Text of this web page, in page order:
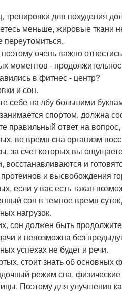
тренировки для похудения
меньше, жировые ткани
переутомиться.
очень важно
моментов -
в фитнес - центр?
и сон.
себе на лбу большими
спортом, должна
правильный ответ на
во время сна организм
за счет которых вы
восстанавливаются и
протеинов и высвобождения
если у вас есть такая
сон в темное время
нагрузок.
сон должен быть
и невозможна без
успехах не будет и речи.
стоит знать об
режим сна, физические
Поэтому для улучшения